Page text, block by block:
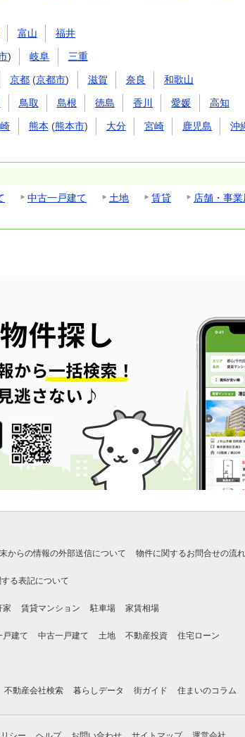
富山 福井
) 岐阜 三重
京都 (京都市) 滋賀 奈良 和歌山
鳥取 島根 徳島 香川 愛媛 高知
熊本 (熊本市) 大分 宮崎 鹿児島 沖
中古一戸建て 土地 賃貸
店舗・事業
からの情報の外部送信について 物件に関するお問合せの流れ
る表記について
家 賃貸マンション 駐車場 家賃相場
戸建て 中古一戸建て 土地 不動産投資 住宅ローン
不動産会社検索 暮らしデータ 街ガイド 住まいのコラム